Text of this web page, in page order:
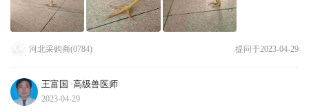
河北采购商(0784) 提问于2023-04-29
王富国 ·高级兽医师
2023-04-29